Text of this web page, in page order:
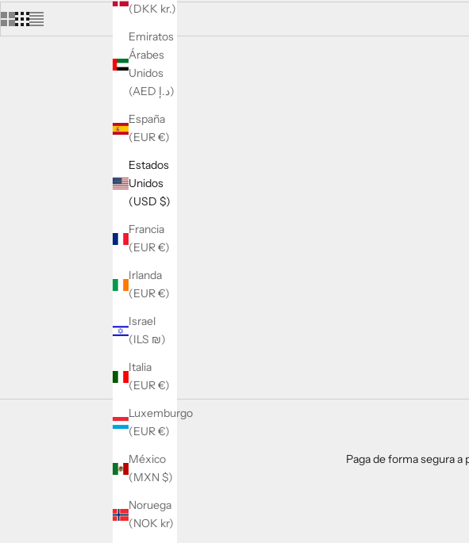
(DKK kr.)
Emiratos
Árabes
Unidos
(AED د.إ)
España
(EUR €)
Estados
Unidos
(USD $)
Francia
(EUR €)
Irlanda
(EUR €)
Israel
(ILS ₪)
Italia
(EUR €)
Luxemburgo
(EUR €)
México
(MXN $)
Noruega
(NOK kr)
TARJETA REGALO LECHE Y LANA ♡
PRECIO DE OFERTA
DESDE $25.86
Paga de forma segura a